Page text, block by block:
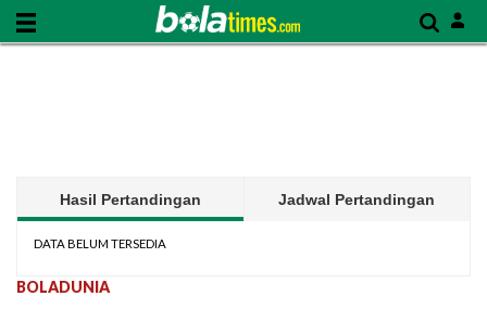
Hasil Pertandingan Jadwal Pertandingan
DATA BELUM TERSEDIA
BOLADUNIA